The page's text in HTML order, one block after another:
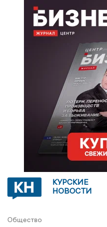
КУРСКИЕ
НОВОСТИ
Общество